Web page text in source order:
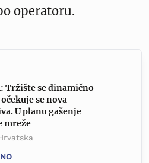
operatoru.
Tržište se dinamično
se nova
U planu gašenje
mreže